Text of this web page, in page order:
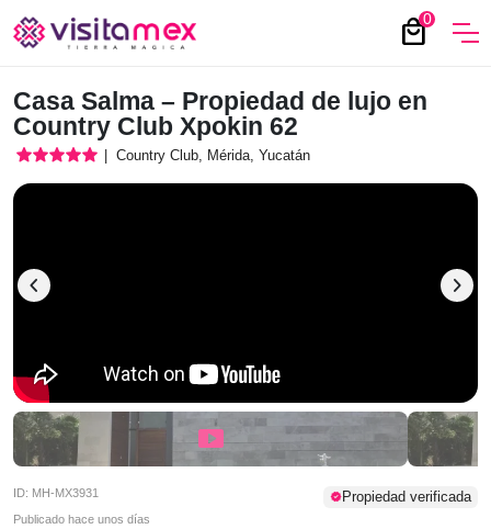
0
local_mall
Casa Salma – Propiedad de lujo en
Country Club Xpokin 62
starstarstarstarstar | Country Club, Mérida, Yucatán
chevron_left chevron_right
smart_display
ID: MH-MX3931 verifiedPropiedad verificada
Publicado hace unos días